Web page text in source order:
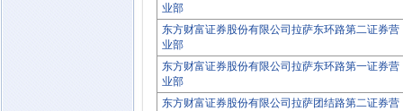
业部
东方财富证券股份有限公司拉萨东环路第二证券营
业部
东方财富证券股份有限公司拉萨东环路第一证券营
业部
东方财富证券股份有限公司拉萨团结路第二证券营